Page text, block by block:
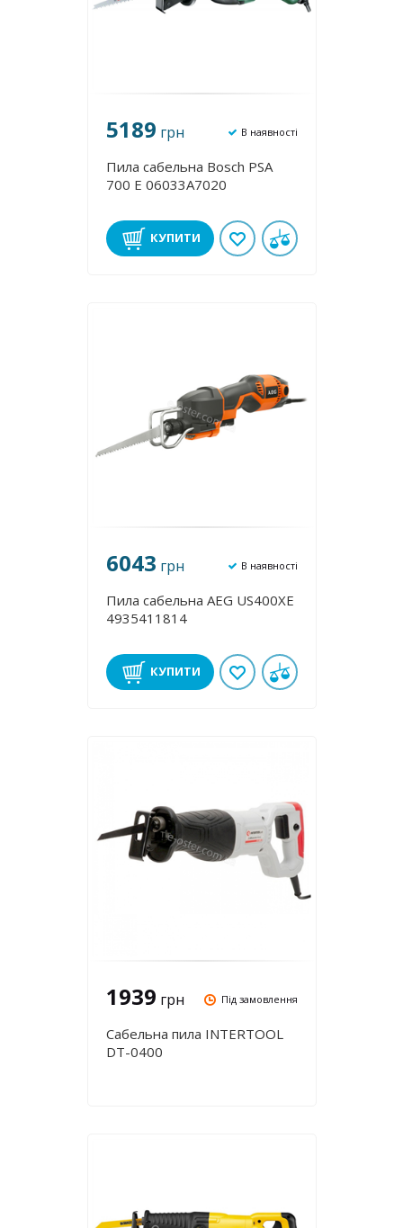
5189 грн В наявності
Пила сабельна Bosch PSA
700 E 06033A7020
КУПИТИ
6043 грн В наявності
Пила сабельна AEG US400XE
4935411814
КУПИТИ
1939 грн Під замовлення
Сабельна пила INTERTOOL
DT-0400